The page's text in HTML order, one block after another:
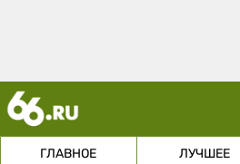
ГЛАВНОЕ ЛУЧШЕЕ